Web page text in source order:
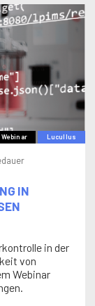
Webinar Lucullus
IN
in der
von
Webinar